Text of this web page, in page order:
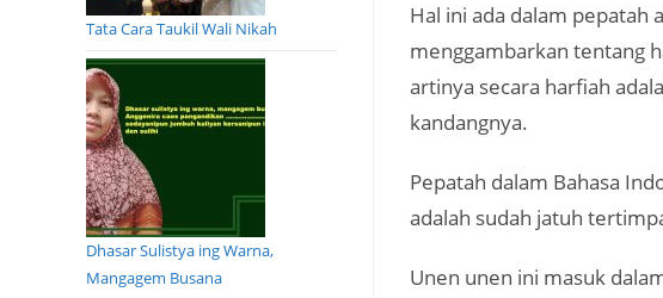
Hal ini ada dalam pepatah
menggambarkan tentang
artinya secara harfiah
kandangnya.
Pepatah dalam Bahasa
adalah sudah jatuh
Unen unen ini masuk
Tata Cara Taukil Wali Nikah
Dhasar Sulistya ing Warna,
Mangagem Busana